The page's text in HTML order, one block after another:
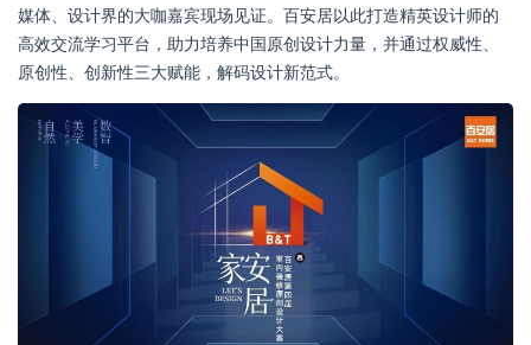
媒体、设计界的大咖嘉宾现场见证。百安居以此打造精英设计师的
高效交流学习平台，助力培养中国原创设计力量，并通过权威性、
原创性、创新性三大赋能，解码设计新范式。